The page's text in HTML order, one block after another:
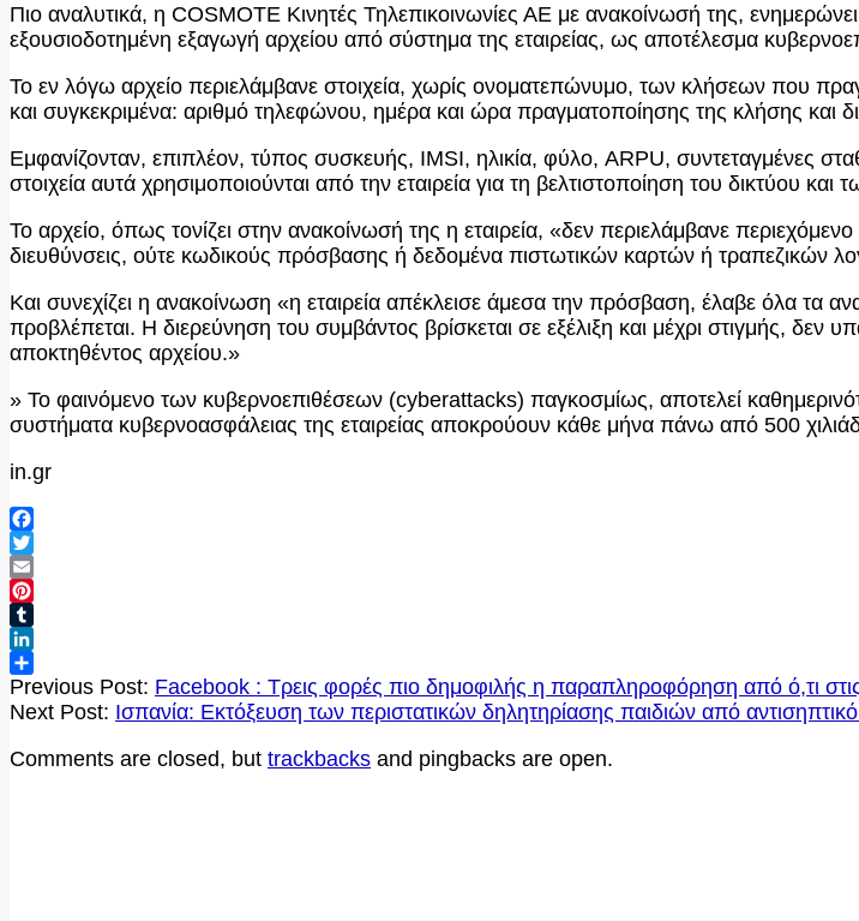
Πιο αναλυτικά, η COSMOTE Κινητές Τηλεπικοινωνίες ΑΕ με ανακοίνωσή της,
εξουσιοδοτημένη εξαγωγή αρχείου από σύστημα της εταιρείας, ως αποτέλεσμα
Το εν λόγω αρχείο περιελάμβανε στοιχεία, χωρίς ονοματεπώνυμο, των κλήσεων που
και συγκεκριμένα: αριθμό τηλεφώνου, ημέρα και ώρα πραγματοποίησης της κλήσης και
Εμφανίζονταν, επιπλέον, τύπος συσκευής, IMSI, ηλικία, φύλο, ARPU, συντεταγμένες
στοιχεία αυτά χρησιμοποιούνται από την εταιρεία για τη βελτιστοποίηση του δικτύου
Το αρχείο, όπως τονίζει στην ανακοίνωσή της η εταιρεία, «δεν περιελάμβανε
διευθύνσεις, ούτε κωδικούς πρόσβασης ή δεδομένα πιστωτικών καρτών ή τραπεζικών
Και συνεχίζει η ανακοίνωση «η εταιρεία απέκλεισε άμεσα την πρόσβαση, έλαβε όλα τα
προβλέπεται. Η διερεύνηση του συμβάντος βρίσκεται σε εξέλιξη και μέχρι στιγμής,
αποκτηθέντος αρχείου.»
» Το φαινόμενο των κυβερνοεπιθέσεων (cyberattacks) παγκοσμίως, αποτελεί
συστήματα κυβερνοασφάλειας της εταιρείας αποκρούουν κάθε μήνα πάνω από 500
in.gr
Facebook
Twitter
Email
Pinterest
Tumblr
LinkedIn
Μοιραστείτε
2020-
10-
Previous Post: Facebook : Τρεις φορές πιο δημοφιλής η παραπληροφόρηση από ό,τι
Next Post: Ισπανία: Εκτόξευση των περιστατικών δηλητηρίασης παιδιών από αντισηπτικό
Comments are closed, but trackbacks and pingbacks are open.